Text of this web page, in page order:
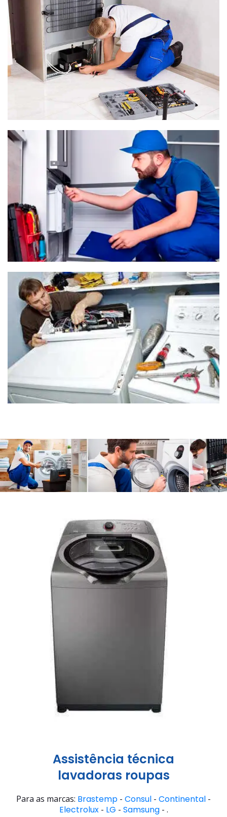
Assistência técnica
lavadoras roupas
Para as marcas: Brastemp - Consul - Continental -
Electrolux- LG - Samsung- .